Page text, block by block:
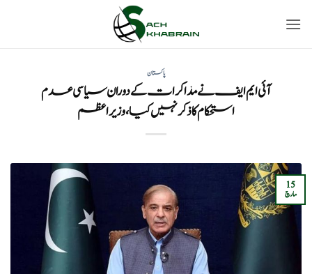
پاکستان
آئی ایم ایف نے مذاکرات کے دوران سیاسی عدم
استحکام کا ذکر نہیں کیا، وزیر اعظم
15
مارچ